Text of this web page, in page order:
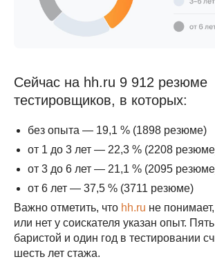
Сейчас на hh.ru 9 912 резюме
тестировщиков, в которых:
без опыта — 19,1 % (1898 резюме)
от 1 до 3 лет — 22,3 % (2208
от 3 до 6 лет — 21,1 % (2095
от 6 лет — 37,5 % (3711 резюме)
Важно отметить, что hh.ru не
или нет у соискателя указан опыт.
баристой и один год в тестировании
шесть лет стажа.